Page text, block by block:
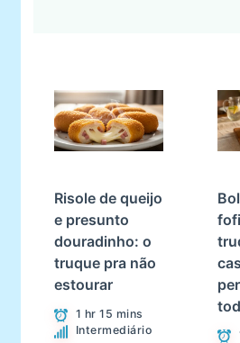
Risole de queijo
e presunto
douradinho: o
truque pra não
estourar
1 hr 15 mins
Intermediário